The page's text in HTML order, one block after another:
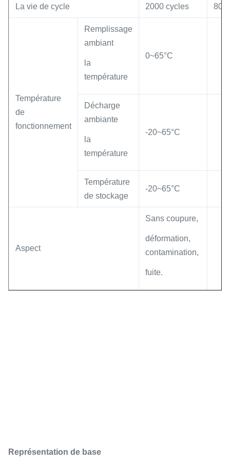
La vie de cycle 2000 cycles
Température
de
fonctionnement
Remplissage
ambiant
la
température
0~65°C
Décharge
ambiante
la
température
-20~65°C
Température
de stockage
-20~65°C
Aspect
Sans coupure,
déformation,
contamination,
fuite.
Représentation de base